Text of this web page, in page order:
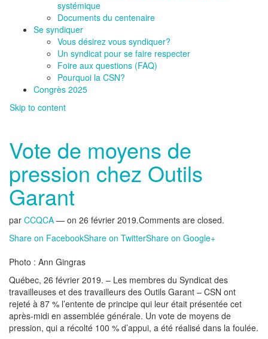
systémique
Documents du centenaire
Se syndiquer
Vous désirez vous syndiquer?
Un syndicat pour se faire respecter
Foire aux questions (FAQ)
Pourquoi la CSN?
Congrès 2025
Skip to content
Vote de moyens de
pression chez Outils
Garant
par CCQCA — on 26 février 2019.Comments are closed.
Share on FacebookShare on TwitterShare on Google+
Photo : Ann Gingras
Québec, 26 février 2019. – Les membres du Syndicat des
travailleuses et des travailleurs des Outils Garant – CSN ont
rejeté à 87 % l’entente de principe qui leur était présentée cet
après-midi en assemblée générale. Un vote de moyens de
pression, qui a récolté 100 % d’appui, a été réalisé dans la foulée.